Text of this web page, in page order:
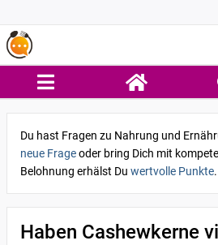
Du hast Fragen zu Nahrung und
neue Frageoder bring Dich mit
Belohnung erhälst Du wertvolle Punkte.
Haben Cashewkerne